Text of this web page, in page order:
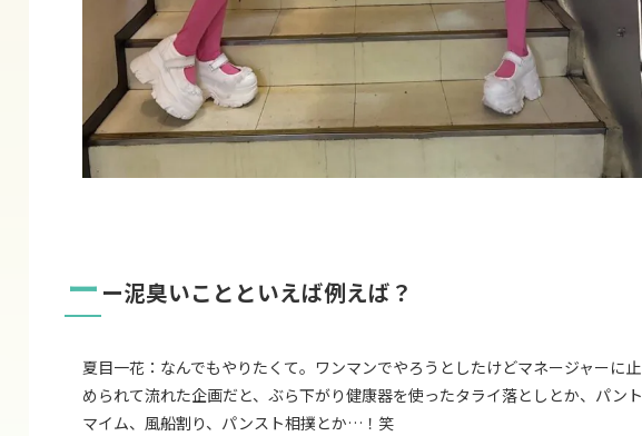
ー ー泥臭いことといえば例えば？
夏目一花：なんでもやりたくて。ワンマンでやろうとしたけどマネージャーに止
められて流れた企画だと、ぶら下がり健康器を使ったタライ落としとか、パント
マイム、風船割り、パンスト相撲とか…！笑